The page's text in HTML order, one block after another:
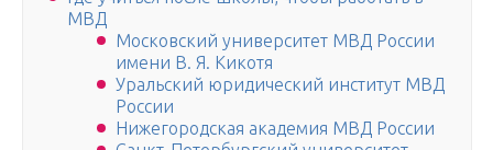
МВД
Московский университет МВД России
имени В. Я. Кикотя
Уральский юридический институт МВД
России
Нижегородская академия МВД России